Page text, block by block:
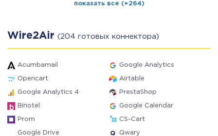
показать все (+264)
Wire2Air (204 готовых коннектора)
Acumbamail Google Analytics
Opencart Airtable
Google Analytics 4 PrestaShop
Binotel Google Calendar
Prom CS-Cart
Google Drive Qwary